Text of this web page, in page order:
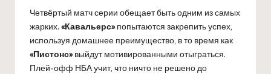
Четвёртый матч серии обещает быть одним из самых
жарких. «Кавальерс»попытаются закрепить успех,
используя домашнее преимущество, в то время как
«Пистонс»выйдут мотивированными отыграться.
Плей-офф НБА учит, что ничто не решено до